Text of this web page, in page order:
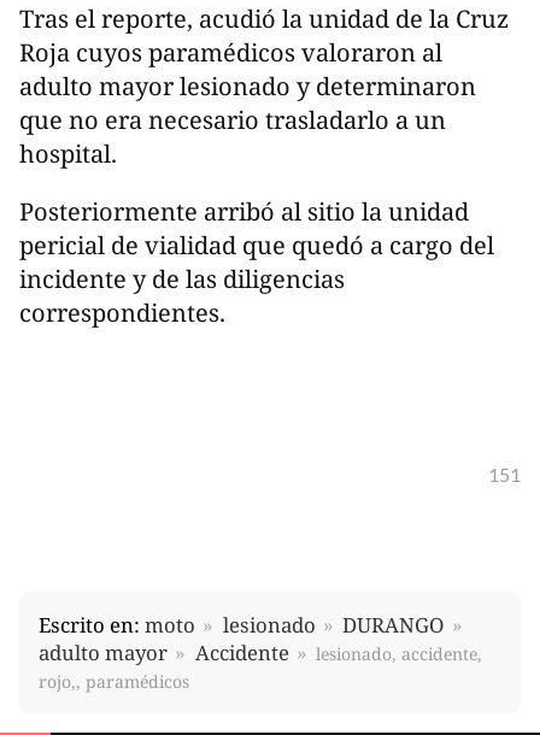
Tras el reporte, acudió la unidad de la Cruz
Roja cuyos paramédicos valoraron al
adulto mayor lesionado y determinaron
que no era necesario trasladarlo a un
hospital.
Posteriormente arribó al sitio la unidad
pericial de vialidad que quedó a cargo del
incidente y de las diligencias
correspondientes.
151
Escrito en: moto lesionado
DURANGO
adulto mayor
Accidente
lesionado, accidente,
rojo,, paramédicos